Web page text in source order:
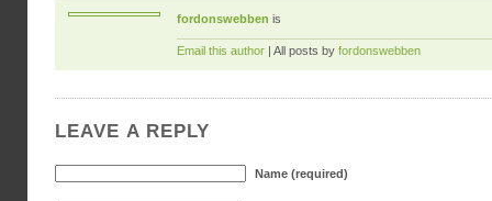
fordonswebben is
Email this author | All posts by fordonswebben
LEAVE A REPLY
Name (required)